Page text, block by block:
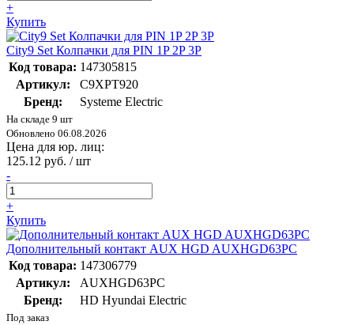
+
Купить
City9 Set Колпачки для PIN 1P 2P 3P
Код товара: 147305815
Артикул:
C9XPT920
Бренд:
Systeme Electric
На складе 9 шт
Обновлено 06.08.2026
Цена для юр. лиц:
125.12 руб. / шт
-
+
Купить
Дополнительный контакт AUX HGD AUXHGD63PC
Код товара: 147306779
Артикул:
AUXHGD63PC
Бренд:
HD Hyundai Electric
Под заказ